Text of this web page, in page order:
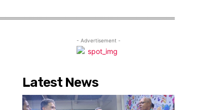
- Advertisement -
Latest News